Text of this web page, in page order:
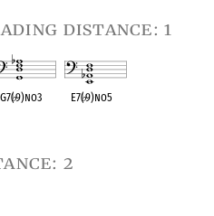
distance: 1
G7(♭9)no3 E7(♭9)no5
2